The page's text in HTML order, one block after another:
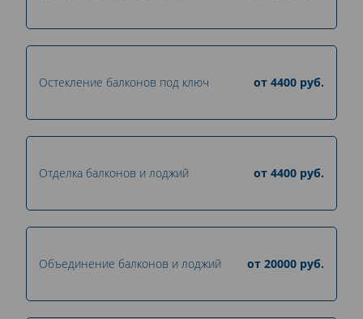
Остекление балконов под ключ от 4400 руб.
Отделка балконов и лоджий от 4400 руб.
Объединение балконов и лоджий от 20000 руб.